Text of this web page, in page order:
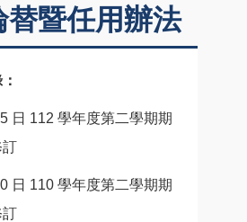
替暨任用辦法
日 112 學年度第二學期期
訂
日 110 學年度第二學期期
訂